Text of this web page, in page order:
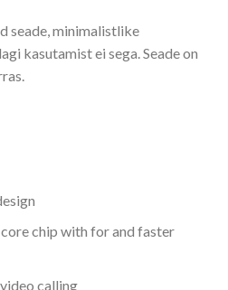
seade, minimalistlike
kasutamist ei sega. Seade on
chip with for and faster
calling